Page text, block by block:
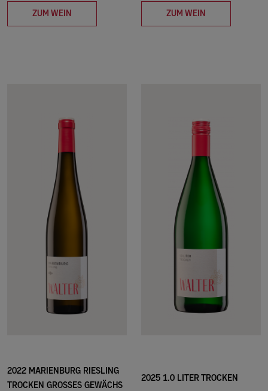
ZUM WEIN ZUM WEIN
2022 MARIENBURG RIESLING
TROCKEN GROSSES GEWÄCHS
2025 1.0 LITER TROCKEN